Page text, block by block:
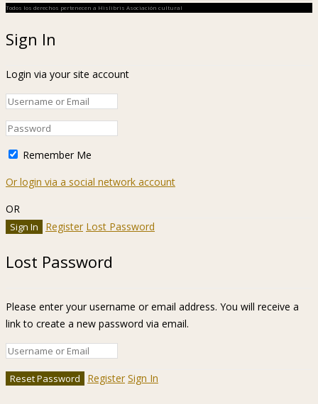
Todos los derechos pertenecen a Hislibris Asociación cultural
Sign In
Login via your site account
Remember Me
Or login via a social network account
OR
Register Lost Password
Lost Password
Please enter your username or email address. You will receive a
link to create a new password via email.
Register Sign In